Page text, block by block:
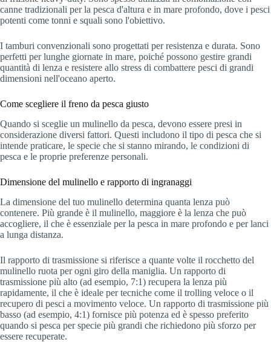
canne tradizionali per la pesca d'altura e in mare profondo, dove i pesci
potenti come tonni e squali sono l'obiettivo.
I tamburi convenzionali sono progettati per resistenza e durata. Sono
perfetti per lunghe giornate in mare, poiché possono gestire grandi
quantità di lenza e resistere allo stress di combattere pesci di grandi
dimensioni nell'oceano aperto.
Come scegliere il freno da pesca giusto
Quando si sceglie un mulinello da pesca, devono essere presi in
considerazione diversi fattori. Questi includono il tipo di pesca che si
intende praticare, le specie che si stanno mirando, le condizioni di
pesca e le proprie preferenze personali.
Dimensione del mulinello e rapporto di ingranaggi
La dimensione del tuo mulinello determina quanta lenza può
contenere. Più grande è il mulinello, maggiore è la lenza che può
accogliere, il che è essenziale per la pesca in mare profondo e per lanci
a lunga distanza.
Il rapporto di trasmissione si riferisce a quante volte il rocchetto del
mulinello ruota per ogni giro della maniglia. Un rapporto di
trasmissione più alto (ad esempio, 7:1) recupera la lenza più
rapidamente, il che è ideale per tecniche come il trolling veloce o il
recupero di pesci a movimento veloce. Un rapporto di trasmissione più
basso (ad esempio, 4:1) fornisce più potenza ed è spesso preferito
quando si pesca per specie più grandi che richiedono più sforzo per
essere recuperate.